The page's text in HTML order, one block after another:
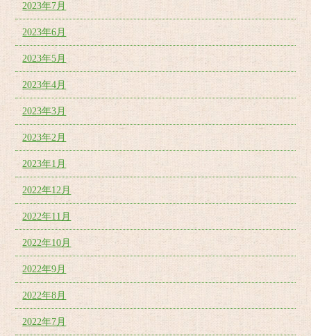
2023年7月
2023年6月
2023年5月
2023年4月
2023年3月
2023年2月
2023年1月
2022年12月
2022年11月
2022年10月
2022年9月
2022年8月
2022年7月